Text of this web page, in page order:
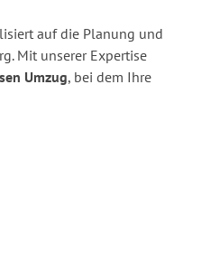
auf die Planung und
Mit unserer Expertise
Umzug, bei dem Ihre